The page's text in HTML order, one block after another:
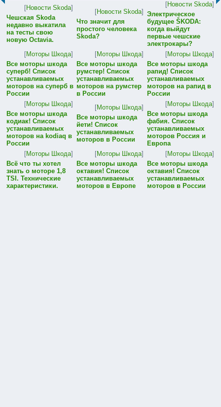
[Новости Skoda]
Чешская Skoda
недавно выкатила
на тесты свою
новую Octavia.
[Новости Skoda]
Что значит для
простого человека
Skoda?
[Новости Skoda]
Электрическое
будущее ŠKODA:
когда выйдут
первые чешские
электрокары?
[Моторы Шкода]
Все моторы шкода
суперб! Список
устанавливаемых
моторов на суперб в
России
[Моторы Шкода]
Все моторы шкода
румстер! Список
устанавливаемых
моторов на румстер
в России
[Моторы Шкода]
Все моторы шкода
рапид! Список
устанавливаемых
моторов на рапид в
России
[Моторы Шкода]
Все моторы шкода
кодиак! Список
устанавливаемых
моторов на kodiaq в
России
[Моторы Шкода]
Все моторы шкода
йети! Список
устанавливаемых
моторов в России
[Моторы Шкода]
Все моторы шкода
фабия. Список
устанавливаемых
моторов Россия и
Европа
[Моторы Шкода]
Всё что ты хотел
знать о моторе 1,8
TSI. Технические
характеристики.
[Моторы Шкода]
Все моторы шкода
октавия! Список
устанавливаемых
моторов в Европе
[Моторы Шкода]
Все моторы шкода
октавия! Список
устанавливаемых
моторов в России